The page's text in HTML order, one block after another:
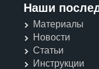
Наши
Материалы
Новости
Статьи
Инструкции